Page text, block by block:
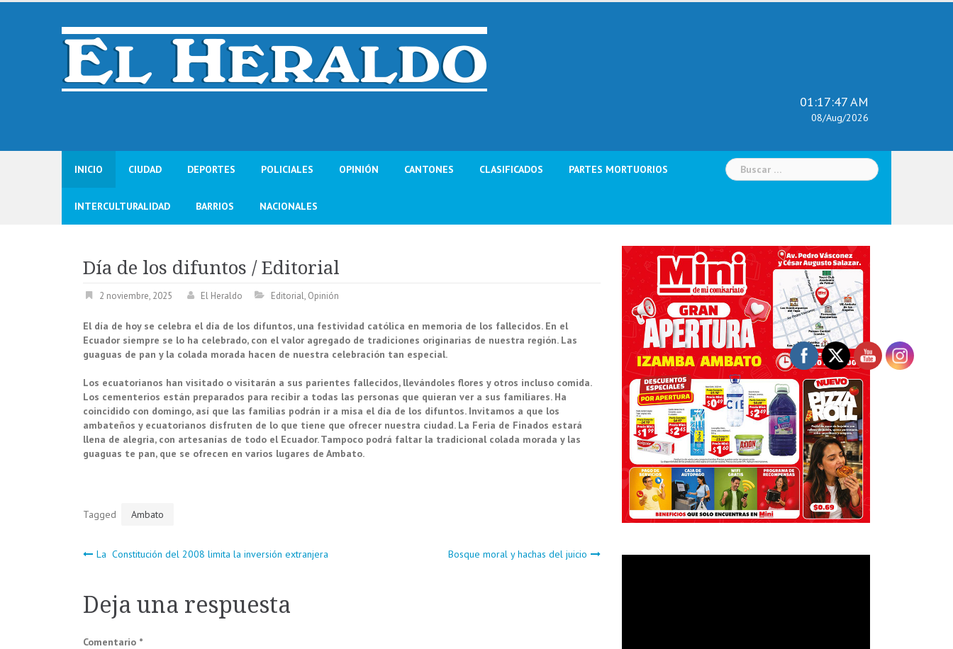
Skip
01:17:48 AM
08/Aug/2026
INICIO CIUDAD DEPORTES POLICIALES OPINIÓN CANTONES CLASIFICADOS PARTES MORTUORIOS
INTERCULTURALIDAD BARRIOS NACIONALES
Buscar:
Día de los difuntos / Editorial
2 noviembre, 2025 El Heraldo Editorial, Opinión
El día de hoy se celebra el día de los difuntos, una festividad católica en memoria de los fallecidos. En el
Ecuador siempre se lo ha celebrado, con el valor agregado de tradiciones originarias de nuestra región. Las
guaguas de pan y la colada morada hacen de nuestra celebración tan especial.
Los ecuatorianos han visitado o visitarán a sus parientes fallecidos, llevándoles flores y otros incluso comida.
Los cementerios están preparados para recibir a todas las personas que quieran ver a sus familiares. Ha
coincidido con domingo, así que las familias podrán ir a misa el día de los difuntos. Invitamos a que los
ambateños y ecuatorianos disfruten de lo que tiene que ofrecer nuestra ciudad. La Feria de Finados estará
llena de alegria, con artesanías de todo el Ecuador. Tampoco podrá faltar la tradicional colada morada y las
guaguas te pan, que se ofrecen en varios lugares de Ambato.
Tagged Ambato
Navegación
de
entradas
La Constitución del 2008 limita la inversión extranjera Bosque moral y hachas del juicio
Deja una respuesta
Comentario *